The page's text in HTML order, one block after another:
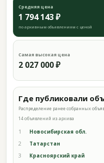
Средняя цена
1 794 143 ₽
по архивным объявлениям с ценой
Самая высокая цена
2 027 000 ₽
Где публиковали
Распределение ранее собранных
14 объявлений из архива
1 Новосибирская обл.
2 Татарстан
3 Красноярский край